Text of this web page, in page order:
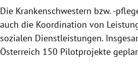
Die Krankenschwestern bzw. -
auch die Koordination von
sozialen Dienstleistungen.
Österreich 150 Pilotprojekte